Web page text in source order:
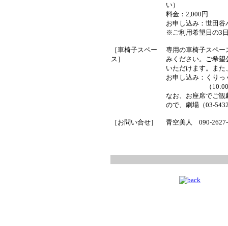
い）
料金：2,000円
お申し込み：世田
※ご利用希望日の3
［車椅子スペー
ス］
専用の車椅子スペー
みください。ご希望
いただけます。ま
お申し込み： くり
（
なお、お座席でご観
ので、劇場（03-
［お問い合せ］ 青空美人 090-